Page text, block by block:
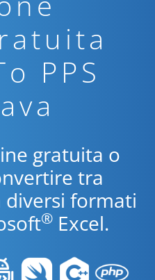
PPS
gratuita o
tra
diversi formati
® Excel.